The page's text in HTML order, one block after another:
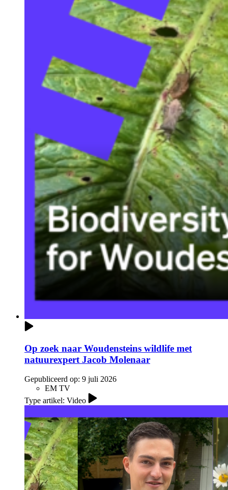
Op zoek naar Woudensteins wildlife met
natuurexpert Jacob Molenaar
Gepubliceerd op: 9 juli 2026
EM TV
Type artikel: Video